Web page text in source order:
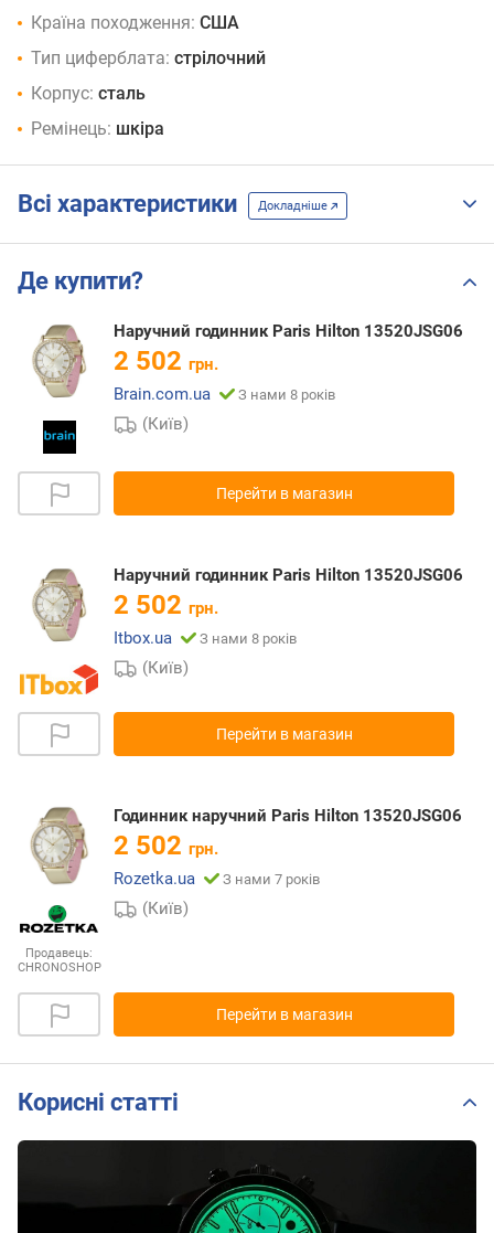
Країна походження: США
Тип циферблата: стрілочний
Корпус: сталь
Ремінець: шкіра
Всі характеристики Докладніше
Де купити?
Наручний годинник Paris Hilton 13520JSG06
2 502 грн.
Brain.com.ua
З нами 8 років
(Київ)
Перейти в магазин
Наручний годинник Paris Hilton 13520JSG06
2 502 грн.
Itbox.ua
З нами 8 років
(Київ)
Перейти в магазин
Продавець:
CHRONOSHOP
Годинник наручний Paris Hilton 13520JSG06
2 502 грн.
Rozetka.ua
З нами 7 років
(Київ)
Перейти в магазин
Корисні статті